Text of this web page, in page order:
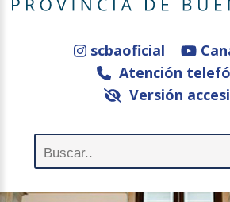
scbaoficial
Atención
Versión